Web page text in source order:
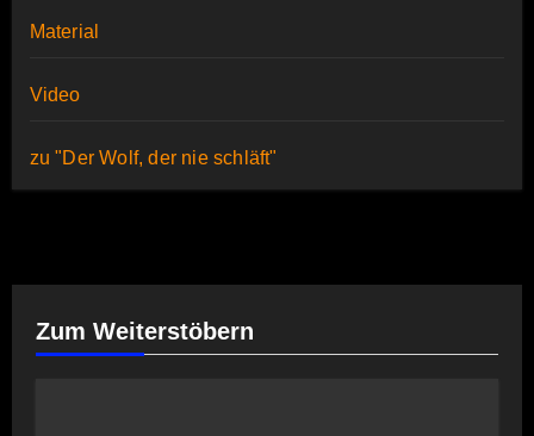
Material
Video
zu "Der Wolf, der nie schläft"
Zum Weiterstöbern